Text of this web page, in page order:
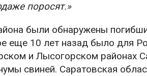
поросят.»
были обнаружены
еще 10 лет назад было для
и Лысогорском районах
свиней. Саратовская